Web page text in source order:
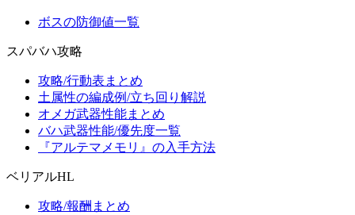
ボスの防御値一覧
スパバハ攻略
攻略/行動表まとめ
土属性の編成例/立ち回り解説
オメガ武器性能まとめ
バハ武器性能/優先度一覧
『アルテマメモリ』の入手方法
ベリアルHL
攻略/報酬まとめ